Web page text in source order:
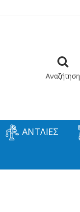
Αναζήτηση
ΑΝΤΛΙΕΣ